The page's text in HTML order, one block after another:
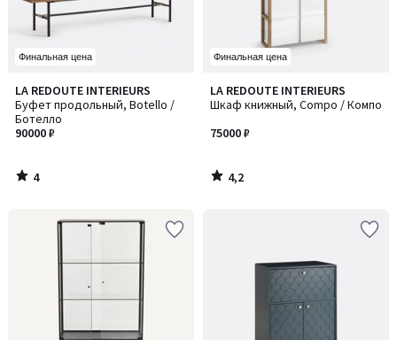
Финальная цена
LA REDOUTE INTERIEURS
Буфет продольный, Botello /
Ботелло
90000 ₽
4
/
5
4
/
Финальная цена
LA REDOUTE INTERIEURS
Шкаф книжный, Compo / Компо
75000 ₽
4,2
/ 5
4,2
/